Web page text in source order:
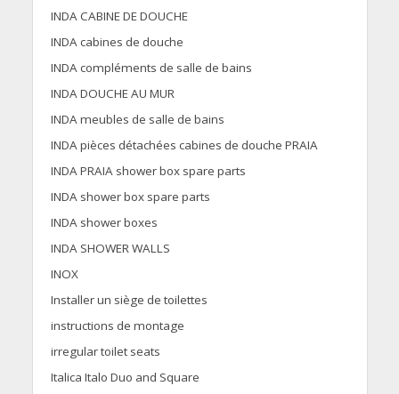
INDA CABINE DE DOUCHE
INDA cabines de douche
INDA compléments de salle de bains
INDA DOUCHE AU MUR
INDA meubles de salle de bains
INDA pièces détachées cabines de douche PRAIA
INDA PRAIA shower box spare parts
INDA shower box spare parts
INDA shower boxes
INDA SHOWER WALLS
INOX
Installer un siège de toilettes
instructions de montage
irregular toilet seats
Italica Italo Duo and Square